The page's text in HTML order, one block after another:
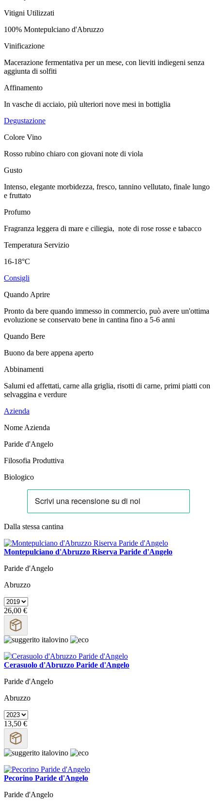
Vitigni Utilizzati
100% Montepulciano d'Abruzzo
Vinificazione
Macerazione fermentativa per un mese, con lieviti indiegeni senza
aggiunta di solfiti
Affinamento
In vasche di acciaio, più ulteriori nove mesi in bottiglia
Degustazione
Colore Vino
Rosso rubino chiaro con giovani note di viola
Gusto
Intenso, elegante morbidezza, fresco, tannino vellutato, finale lungo
e fruttato
Profumo
Fragranza leggera di mare e ciliegia, note di rose rosse e tabacco
Temperatura Servizio
16-18°C
Consigli
Quando Aprire
Pronto da bere quando immesso in commercio, può avere un'ottima
evoluzione se conservato bene in cantina fino a 5-6 anni
Quando Bere
Buono da bere appena aperto
Abbinamenti
Salumi ed affettati, carne alla griglia, risotti di carne, primi piatti con
selvaggina e verdure
Azienda
Nome Azienda
Paride d'Angelo
Filosofia Produttiva
Biologico
Dalla stessa cantina
Montepulciano d'Abruzzo Riserva Paride d'Angelo
Paride d'Angelo
Abruzzo
26,00 €
Cerasuolo d'Abruzzo Paride d'Angelo
Paride d'Angelo
Abruzzo
13,50 €
Pecorino Paride d'Angelo
Paride d'Angelo